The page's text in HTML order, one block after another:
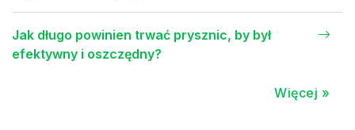
Jak długo powinien trwać prysznic, by był
efektywny i oszczędny?
Więcej »